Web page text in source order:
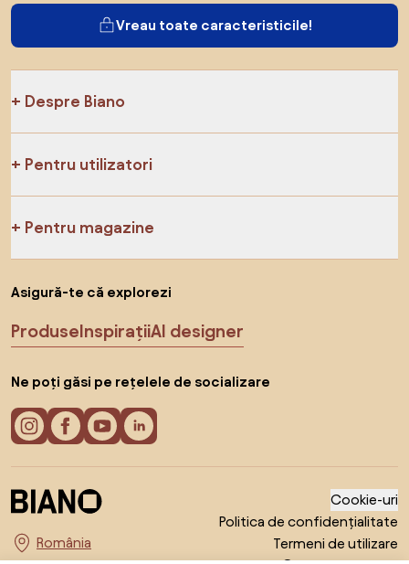
Vreau toate caracteristicile!
Despre Biano
Pentru utilizatori
Pentru magazine
Asigură-te că explorezi
ProduseInspirațiiAI designer
Ne poți găsi pe rețelele de socializare
Alege țara
Cookie-uri
Politica de confidențialitate
Termeni de utilizare